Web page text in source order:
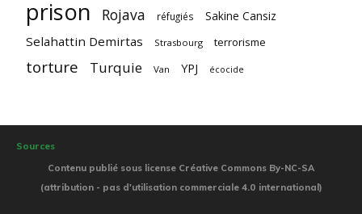
prison Rojava réfugiés Sakine Cansiz
Selahattin Demirtas Strasbourg terrorisme
torture Turquie Van YPJ écocide
Sources
Contenu publié sous license Créative Commons By-NC-SA
(attribution - pas d'utilisation commerciale 4.0 international)